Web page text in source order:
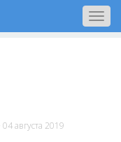
августа 2019